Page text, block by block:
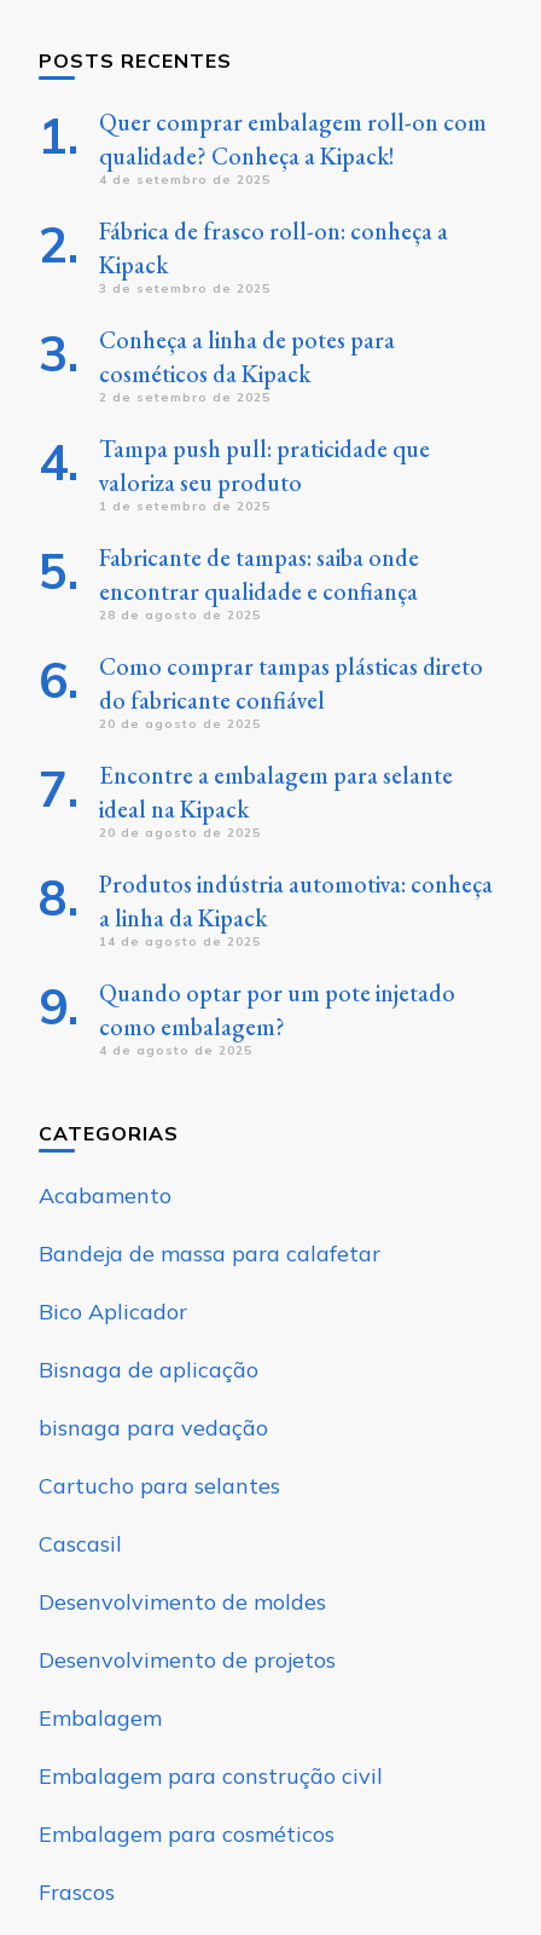
POSTS RECENTES
Quer comprar embalagem roll-on com
qualidade? Conheça a Kipack!
4 de setembro de 2025
Fábrica de frasco roll-on: conheça a
Kipack
3 de setembro de 2025
Conheça a linha de potes para
cosméticos da Kipack
2 de setembro de 2025
Tampa push pull: praticidade que
valoriza seu produto
1 de setembro de 2025
Fabricante de tampas: saiba onde
encontrar qualidade e confiança
28 de agosto de 2025
Como comprar tampas plásticas direto
do fabricante confiável
20 de agosto de 2025
Encontre a embalagem para selante
ideal na Kipack
20 de agosto de 2025
Produtos indústria automotiva: conheça
a linha da Kipack
14 de agosto de 2025
Quando optar por um pote injetado
como embalagem?
4 de agosto de 2025
CATEGORIAS
Acabamento
Bandeja de massa para calafetar
Bico Aplicador
Bisnaga de aplicação
bisnaga para vedação
Cartucho para selantes
Cascasil
Desenvolvimento de moldes
Desenvolvimento de projetos
Embalagem
Embalagem para construção civil
Embalagem para cosméticos
Frascos